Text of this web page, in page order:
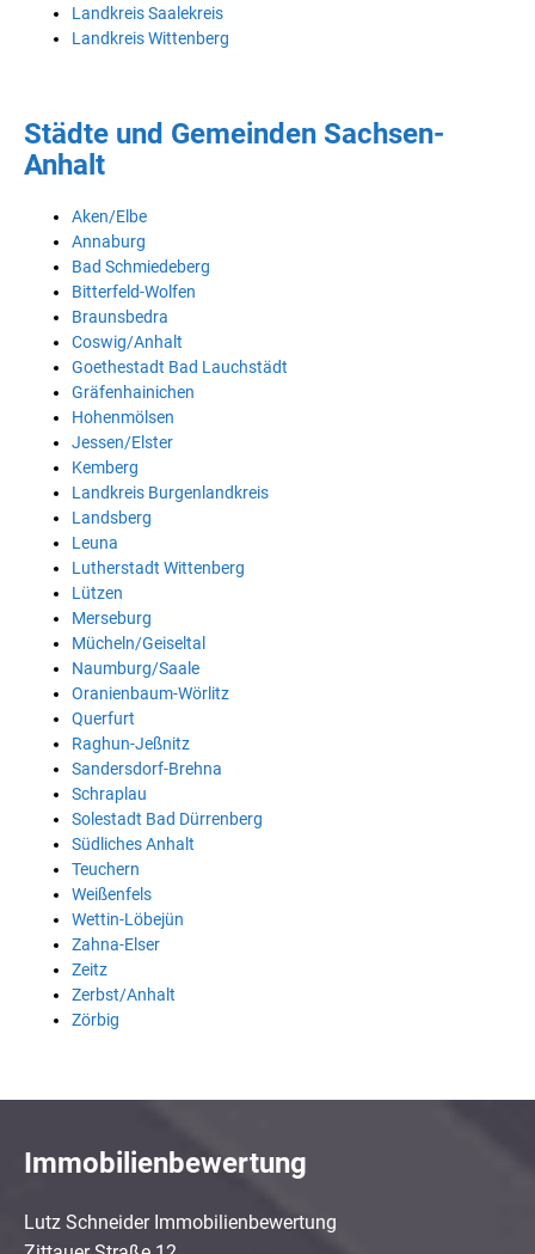
Landkreis Saalekreis
Landkreis Wittenberg
Städte und Gemeinden Sachsen-
Anhalt
Aken/Elbe
Annaburg
Bad Schmiedeberg
Bitterfeld-Wolfen
Braunsbedra
Coswig/Anhalt
Goethestadt Bad Lauchstädt
Gräfenhainichen
Hohenmölsen
Jessen/Elster
Kemberg
Landkreis Burgenlandkreis
Landsberg
Leuna
Lutherstadt Wittenberg
Lützen
Merseburg
Mücheln/Geiseltal
Naumburg/Saale
Oranienbaum-Wörlitz
Querfurt
Raghun-Jeßnitz
Sandersdorf-Brehna
Schraplau
Solestadt Bad Dürrenberg
Südliches Anhalt
Teuchern
Weißenfels
Wettin-Löbejün
Zahna-Elser
Zeitz
Zerbst/Anhalt
Zörbig
Immobilienbewertung
Lutz Schneider Immobilienbewertung